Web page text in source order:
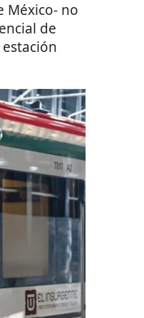
México- no
de